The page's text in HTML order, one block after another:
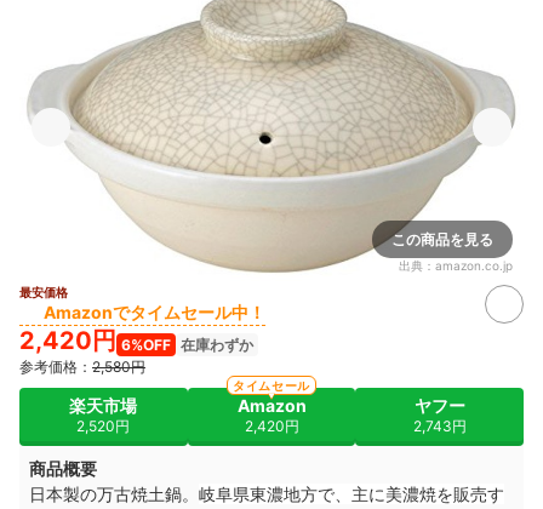
この商品を見る
出典： amazon.co.jp
最安価格
Amazonでタイムセール中！
2,420円 6%OFF 在庫わずか
参考価格： 2,580円
楽天市場
2,520円
Amazon
2,420円
タイムセール
ヤフー
2,743円
商品概要
日本製の万古焼土鍋。 岐阜県東濃地方で、主に美濃焼を販売す